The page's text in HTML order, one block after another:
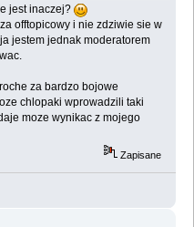
jest inaczej?
offtopicowy i nie zdziwie sie w
jestem jednak moderatorem
za bardzo bojowe
chlopaki wprowadzili taki
moze wynikac z mojego
Zapisane